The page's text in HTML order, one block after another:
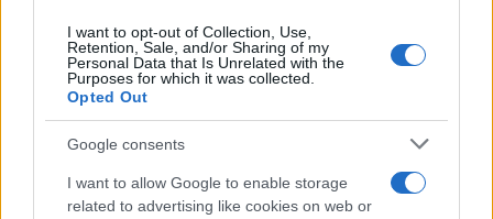
I want to opt-out of Collection, Use,
Retention, Sale, and/or Sharing of my
Personal Data that Is Unrelated with the
Purposes for which it was collected.
Opted Out
Google consents
I want to allow Google to enable storage
related to advertising like cookies on web or
Brent cae un 8.3% y arrastra a las materias primas en agosto
Lucía Herrera · 6 Ago 2026
NEWS